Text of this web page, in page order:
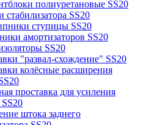
полиуретановые SS20
стабилизатора SS20
ступицы SS20
амортизаторов SS20
SS20
"развал-схождение" SS20
колёсные расширения
проставка для усиления
SS20
штока заднего